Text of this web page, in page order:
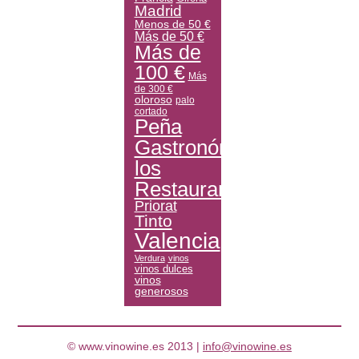
Madrid
Menos de 50 €
Más de 50 €
Más de
100 € Más
de 300 €
oloroso palo
cortado
Peña
Gastronómica
los
Restauranteros
Priorat
Tinto
Valencia
Verdura vinos
vinos dulces
vinos
generosos
© www.vinowine.es 2013 | info@vinowine.es